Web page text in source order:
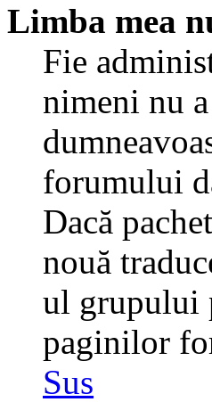
Limba mea
Fie
nimeni nu
forumului
Dacă
nouă
ul grupului
paginilor
Sus